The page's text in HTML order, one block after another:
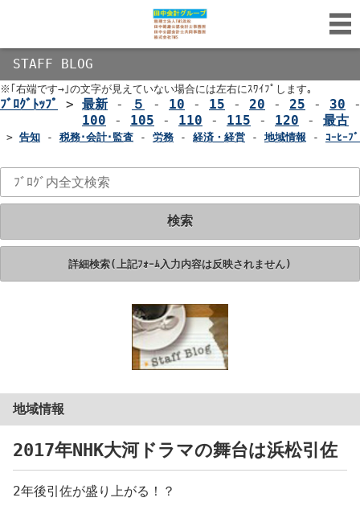
STAFF BLOG
※｢右端です→｣の文字が見えていない場合には左右にｽﾜｲﾌﾟします｡
ﾌﾞﾛｸﾞﾄｯﾌﾟ > 最新 - ５ - 10 - 15 - 20 - 25 - 30
100 - 105 - 110 - 115 - 120 - 最古
> 告知 - 税務･会計･監査 - 労務 - 経済・経営 - 地域情報 - ｺｰﾋｰﾌ
検索
詳細検索(上記ﾌｫｰﾑ入力内容は反映されません)
地域情報
2017年NHK大河ドラマの舞台は浜松引佐
2年後引佐が盛り上がる！？